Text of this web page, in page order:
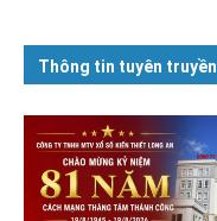
Thông tin tuyên truyền